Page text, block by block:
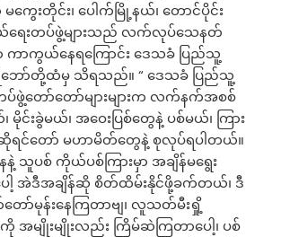
ေးတိုင်း၊ ပေါက်မြို့နယ်၊ တောင်ပိုင်း
ေးတပ်ဖွဲ့များသည် လက်လုပ်သေနတ်
ာ ကာကွယ်နေရကြောင်း ဒေသခံ ပြည်သူ့
ော်တို့ထံမှ သိရသည်။ “ ဒေသခံ ပြည်သူ့
ဖွဲ့တော်တော်များများက လက်နက်အစစ်
မိုင်းခွဲမယ်၊ အဝေးပြစ်တွေနဲ့ ပစ်မယ်၊ ကြား
င်တော် မဟာမိတ်တွေနဲ့ စုလုပ်ရပါတယ်။
သူပစ် ကိုယ်ပစ်ကြားမှာ အချိန်မရွေး
ါ့ အဲဒီအချိန်ဆို စိတ်ထိမ်းနိုင်ဖို့ခက်တယ်၊ ဒီ
ော်မုန်းနေကြတာဗျ၊ လူသတ်မီးရှို့
အမျိုးမျိုးလည်း ကြိမ်ဆဲကြတာပေါ့၊ ပစ်